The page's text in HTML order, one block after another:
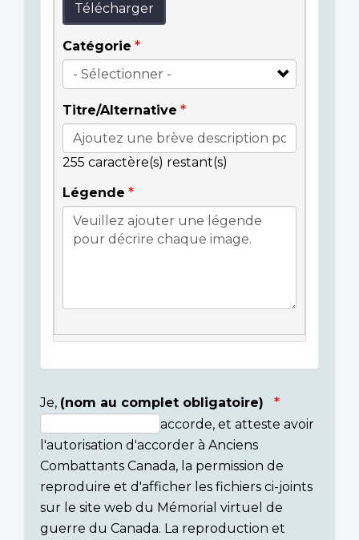
Télécharger
Catégorie
Titre/Alternative
255 caractère(s) restant(s)
Légende
Consent
section
Je, (nom au complet obligatoire)
accorde, et atteste avoir
l'autorisation d'accorder à Anciens
Combattants Canada, la permission de
reproduire et d'afficher les fichiers ci-joints
sur le site web du Mémorial virtuel de
guerre du Canada. La reproduction et